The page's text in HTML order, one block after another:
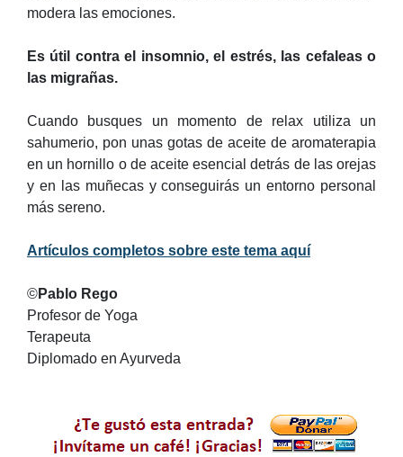
modera las emociones.
Es útil contra el insomnio, el estrés, las cefaleas o
las migrañas.
Cuando busques un momento de relax utiliza un
sahumerio, pon unas gotas de aceite de aromaterapia
en un hornillo o de aceite esencial detrás de las orejas
y en las muñecas y conseguirás un entorno personal
más sereno.
Artículos completos sobre este tema aquí
©Pablo Rego
Profesor de Yoga
Terapeuta
Diplomado en Ayurveda